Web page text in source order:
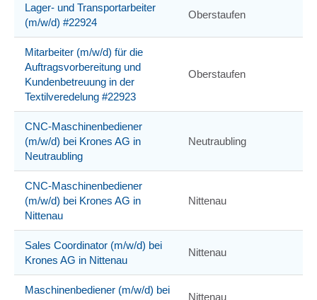
Lager- und Transportarbeiter
(m/w/d) #22924
Oberstaufen
Mitarbeiter (m/w/d) für die
Auftragsvorbereitung und
Kundenbetreuung in der
Textilveredelung #22923
Oberstaufen
CNC-Maschinenbediener
(m/w/d) bei Krones AG in
Neutraubling
Neutraubling
CNC-Maschinenbediener
(m/w/d) bei Krones AG in
Nittenau
Nittenau
Sales Coordinator (m/w/d) bei
Krones AG in Nittenau
Nittenau
Maschinenbediener (m/w/d) bei
Nittenau